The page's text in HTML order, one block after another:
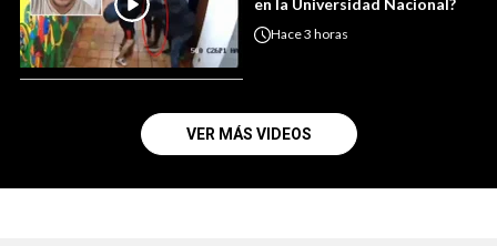
Hace3 horas
VER MÁS VIDEOS